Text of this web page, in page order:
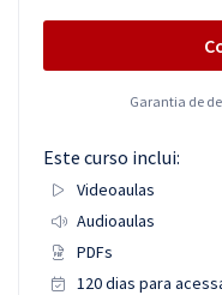
Garantia de
Este curso inclui:
Videoaulas
Audioaulas
PDFs
120 dias para